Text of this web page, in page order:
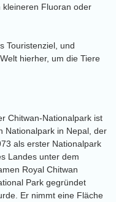
kleineren Fluoran oder
Touristenziel, und
hierher, um die Tiere
Chitwan-Nationalpark ist
Nationalpark in Nepal, der
als erster Nationalpark
Landes unter dem
Royal Chitwan
Park gegründet
Er nimmt eine Fläche